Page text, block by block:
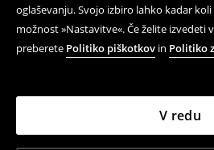
oglaševanju. Svojo izbiro lahko kadar
možnost »Nastavitve«. Če želite izvedeti
preberete Politiko piškotkov in Politiko
V redu